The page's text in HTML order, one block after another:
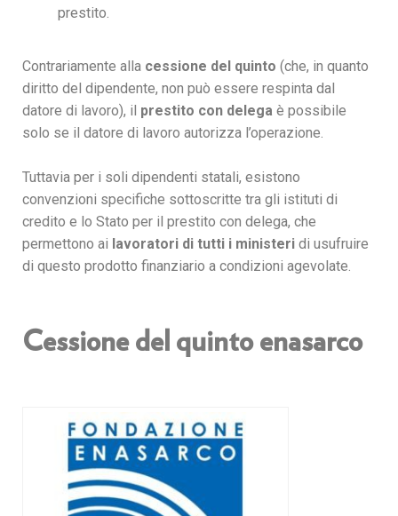
prestito.
Contrariamente alla cessione del quinto (che, in quanto
diritto del dipendente, non può essere respinta dal
datore di lavoro), il prestito con delega è possibile
solo se il datore di lavoro autorizza l’operazione.
Tuttavia per i soli dipendenti statali, esistono
convenzioni specifiche sottoscritte tra gli istituti di
credito e lo Stato per il prestito con delega, che
permettono ai lavoratori di tutti i ministeri di usufruire
di questo prodotto finanziario a condizioni agevolate.
Cessione del quinto enasarco